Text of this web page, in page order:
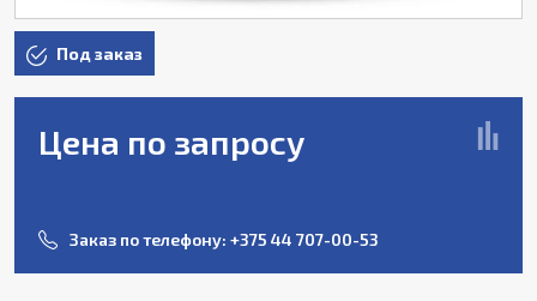
Под заказ
Цена по запросу
Заказ по телефону: +375 44 707-00-53